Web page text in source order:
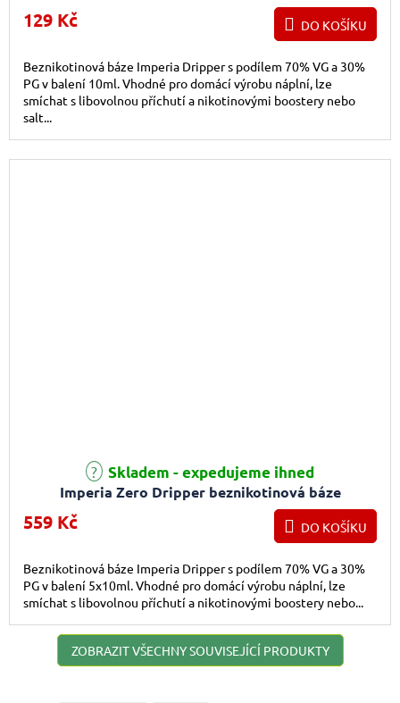
129 Kč DO KOŠÍKU
Beznikotinová báze Imperia Dripper s podílem 70% VG a 30%
PG v balení 10ml. Vhodné pro domácí výrobu náplní, lze
smíchat s libovolnou příchutí a nikotinovými boostery nebo
salt...
Imperia Zero Dripper beznikotinová báze
Průměrné hodnocení produktu je 5,0 z 5 hvězdiček.
Skladem - expedujeme ihned
559 Kč DO KOŠÍKU
Beznikotinová báze Imperia Dripper s podílem 70% VG a 30%
PG v balení 5x10ml. Vhodné pro domácí výrobu náplní, lze
smíchat s libovolnou příchutí a nikotinovými boostery nebo...
ZOBRAZIT VŠECHNY SOUVISEJÍCÍ PRODUKTY